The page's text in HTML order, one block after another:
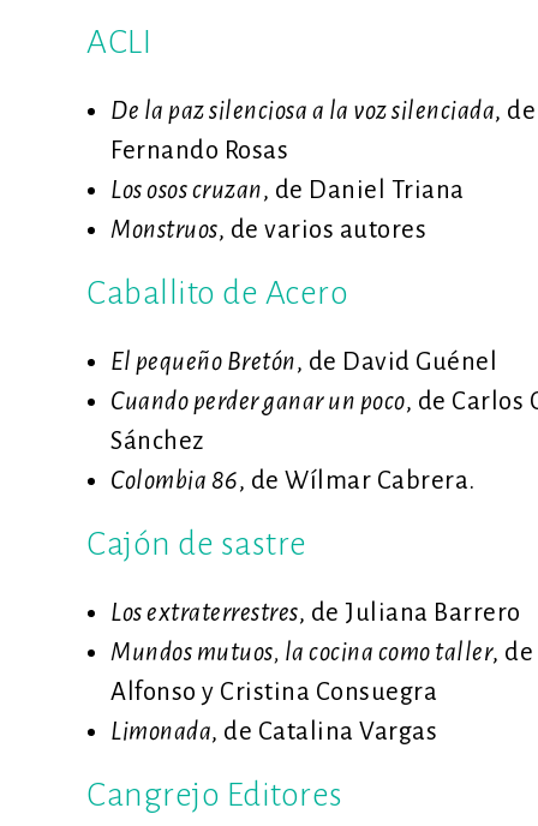
ACLI
De la paz silenciosa a la voz silenciada,
Fernando Rosas
Los osos cruzan, de Daniel Triana
Monstruos, de varios autores
Caballito de Acero
El pequeño Bretón, de David Guénel
Cuando perder ganar un poco, de Carlos
Sánchez
Colombia 86, de Wílmar Cabrera.
Cajón de sastre
Los extraterrestres, de Juliana Barrero
Mundos mutuos, la cocina como taller, de
Alfonso y Cristina Consuegra
Limonada, de Catalina Vargas
Cangrejo Editores